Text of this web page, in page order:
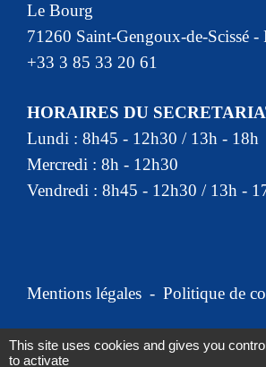
Le Bourg
71260 Saint-Gengoux-de-Scissé
+33 3 85 33 20 61
HORAIRES DU
Lundi : 8h45 - 12h30 / 13h - 18h
Mercredi : 8h - 12h30
Vendredi : 8h45 - 12h30 / 13h -
Mentions légales - Politique de
This site uses cookies and gives you
to activate